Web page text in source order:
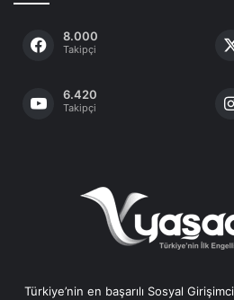
8.000
Takipçi
6.420
Takipçi
Türkiye’nin en başarılı Sosyal